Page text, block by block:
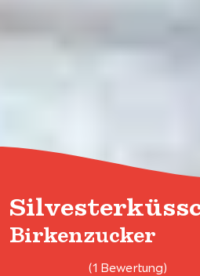
Birkenzucker
(1 Bewertung)